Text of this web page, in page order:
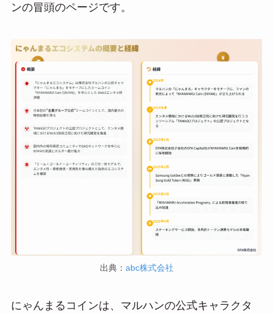
ンの冒頭のページです。
出典： abc株式会社
にゃんまるコインは、マルハンの公式キャラクタ